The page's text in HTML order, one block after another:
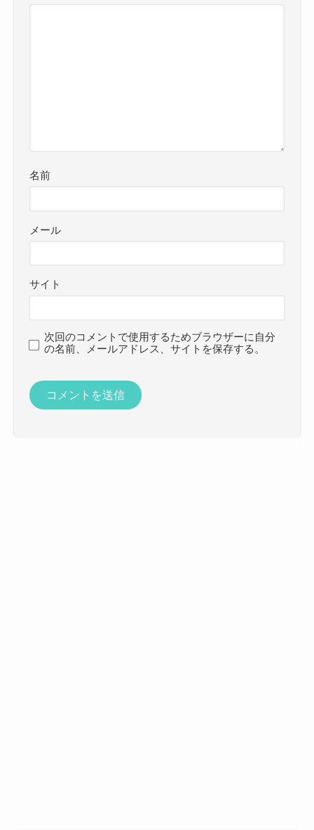
名前
メール
サイト
次回のコメントで使用するためブラウザーに自分
の名前、メールアドレス、サイトを保存する。